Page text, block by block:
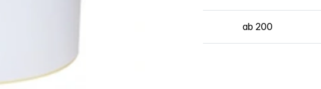
ab 200